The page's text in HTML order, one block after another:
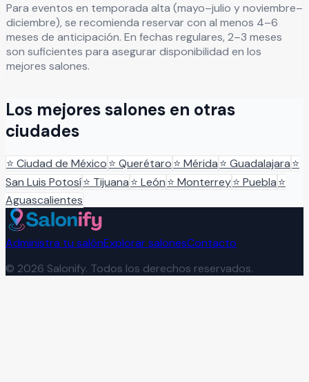
Para eventos en temporada alta (mayo–julio y noviembre–
diciembre), se recomienda reservar con al menos 4–6
meses de anticipación. En fechas regulares, 2–3 meses
son suficientes para asegurar disponibilidad en los
mejores salones.
Los mejores salones en otras
ciudades
⭐ Ciudad de México⭐ Querétaro⭐ Mérida⭐ Guadalajara⭐
San Luis Potosí⭐ Tijuana⭐ León⭐ Monterrey⭐ Puebla⭐
Aguascalientes
Administra tu salónExplorar salonesContacto
© 2026 Salonify. Todos los derechos reservados.